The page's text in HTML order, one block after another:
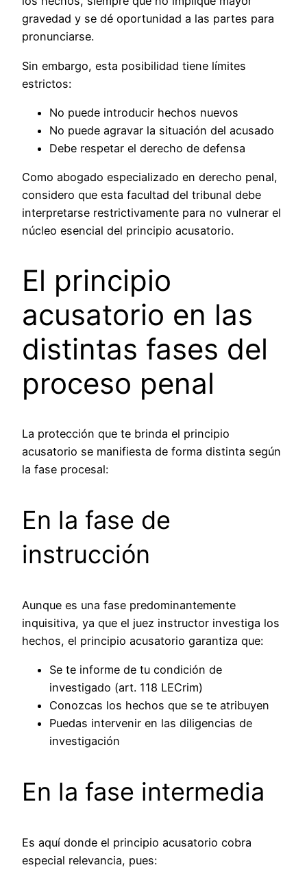
gravedad y se dé oportunidad a las partes para
pronunciarse.
Sin embargo, esta posibilidad tiene límites
estrictos:
No puede introducir hechos nuevos
No puede agravar la situación del acusado
Debe respetar el derecho de defensa
Como abogado especializado en derecho penal,
considero que esta facultad del tribunal debe
interpretarse restrictivamente para no vulnerar el
núcleo esencial del principio acusatorio.
El principio
acusatorio en las
distintas fases del
proceso penal
La protección que te brinda el principio
acusatorio se manifiesta de forma distinta según
la fase procesal:
En la fase de
instrucción
Aunque es una fase predominantemente
inquisitiva, ya que el juez instructor investiga los
hechos, el principio acusatorio garantiza que:
Se te informe de tu condición de
investigado (art. 118 LECrim)
Conozcas los hechos que se te atribuyen
Puedas intervenir en las diligencias de
investigación
En la fase intermedia
Es aquí donde el principio acusatorio cobra
especial relevancia, pues: